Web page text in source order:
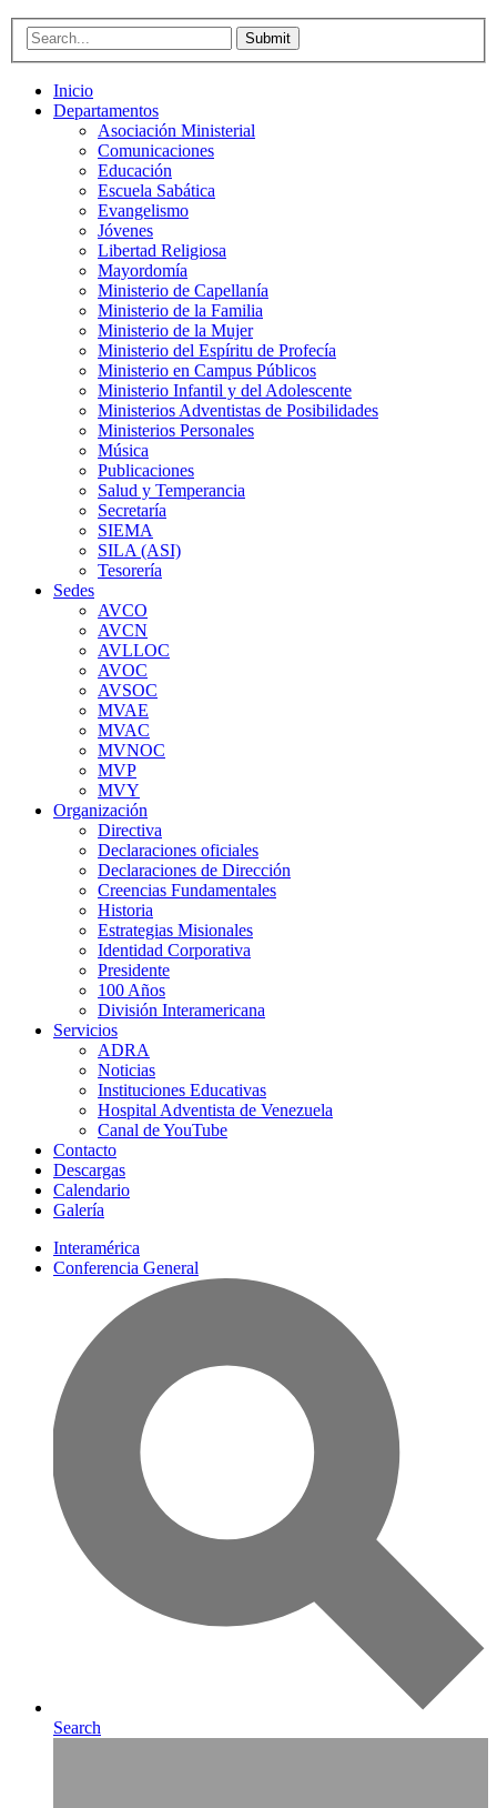
Submit
Inicio
Departamentos
Asociación Ministerial
Comunicaciones
Educación
Escuela Sabática
Evangelismo
Jóvenes
Libertad Religiosa
Mayordomía
Ministerio de Capellanía
Ministerio de la Familia
Ministerio de la Mujer
Ministerio del Espíritu de Profecía
Ministerio en Campus Públicos
Ministerio Infantil y del Adolescente
Ministerios Adventistas de Posibilidades
Ministerios Personales
Música
Publicaciones
Salud y Temperancia
Secretaría
SIEMA
SILA (ASI)
Tesorería
Sedes
AVCO
AVCN
AVLLOC
AVOC
AVSOC
MVAE
MVAC
MVNOC
MVP
MVY
Organización
Directiva
Declaraciones oficiales
Declaraciones de Dirección
Creencias Fundamentales
Historia
Estrategias Misionales
Identidad Corporativa
Presidente
100 Años
División Interamericana
Servicios
ADRA
Noticias
Instituciones Educativas
Hospital Adventista de Venezuela
Canal de YouTube
Contacto
Descargas
Calendario
Galería
Interamérica
Conferencia General
Search